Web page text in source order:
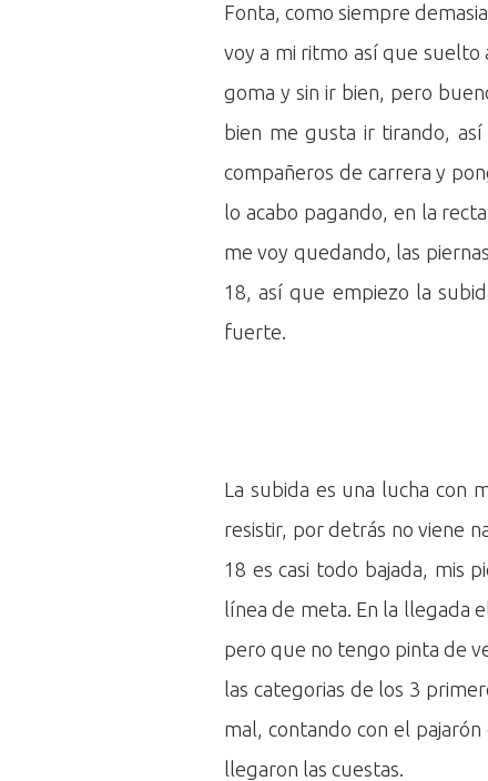
Fonta, como siempre
voy a mi ritmo así que suelto
goma y sin ir bien, pero
bien me gusta ir tirando,
compañeros de carrera y
lo acabo pagando, en la
me voy quedando, las
18, así que empiezo la
fuerte.
La subida es una lucha con
resistir, por detrás no viene
18 es casi todo bajada, mis
línea de meta. En la llegada
pero que no tengo pinta de
las categorias de los 3
mal, contando con el
llegaron las cuestas.